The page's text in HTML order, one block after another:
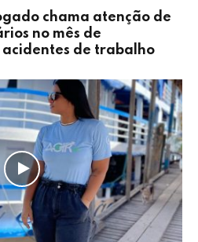
chama atenção de
no mês de
acidentes de trabalho